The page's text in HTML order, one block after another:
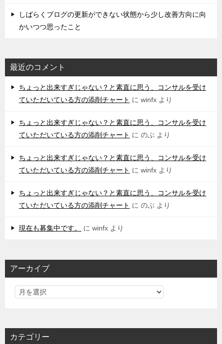
しばらくブログの更新ができない状態から少し改善方向に向
かいつつ思ったこと
最近のコメント
ちょっと出来すぎじゃない？と素直に思う、コンサルを受け
ていただいている方の添削チャート に winfx より
ちょっと出来すぎじゃない？と素直に思う、コンサルを受け
ていただいている方の添削チャート に のぶ より
ちょっと出来すぎじゃない？と素直に思う、コンサルを受け
ていただいている方の添削チャート に winfx より
ちょっと出来すぎじゃない？と素直に思う、コンサルを受け
ていただいている方の添削チャート に のぶ より
現在も募集中です。 に winfx より
アーカイブ
カテゴリー